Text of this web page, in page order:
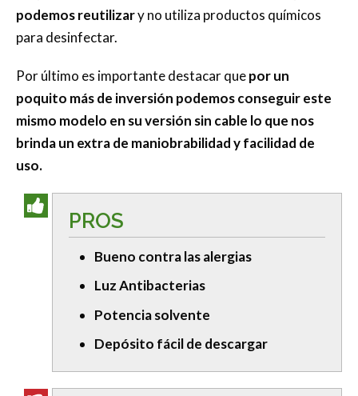
podemos reutilizary no utiliza productos químicos
para desinfectar.
Por último es importante destacar quepor un
poquito más de inversión podemos conseguir este
mismo modelo en su versión sin cable lo que nos
brinda un extra de maniobrabilidad y facilidad de
uso.
PROS
Bueno contra las alergias
Luz Antibacterias
Potencia solvente
Depósito fácil de descargar